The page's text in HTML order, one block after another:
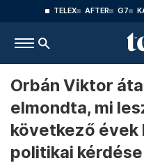
TELEX AFTER G7
Orbán Viktor
elmondta, mi
következő
politikai kérdése